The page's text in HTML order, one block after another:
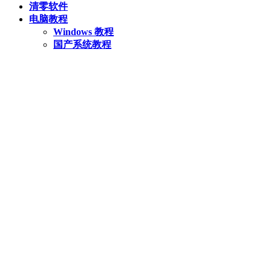
清零软件
电脑教程
Windows 教程
国产系统教程